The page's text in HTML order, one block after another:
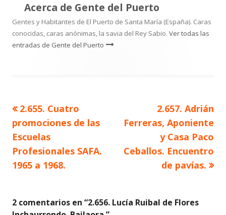
Acerca de Gente del Puerto
Gentes y Habitantes de El Puerto de Santa María (España). Caras
conocidas, caras anónimas, la savia del Rey Sabio. Ver todas las
entradas de Gente del Puerto
Navegación
de
entradas
Artículo
anterior
2.655. Cuatro
promociones de las
Escuelas
Profesionales SAFA.
1965 a 1968.
Artículo
siguiente
2.657. Adrián
Ferreras, Aponiente
y Casa Paco
Ceballos. Encuentro
de pavías.
2 comentarios en “2.656. Lucía Ruibal de Flores